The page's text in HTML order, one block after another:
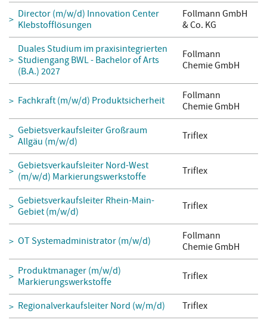
Director (m/w/d) Innovation Center
Klebstofflösungen
Follmann GmbH
& Co. KG
Duales Studium im praxisintegrierten
Studiengang BWL - Bachelor of Arts
(B.A.) 2027
Follmann
Chemie GmbH
Fachkraft (m/w/d) Produktsicherheit
Follmann
Chemie GmbH
Gebietsverkaufsleiter Großraum
Allgäu (m/w/d)
Triflex
Gebietsverkaufsleiter Nord-West
(m/w/d) Markierungswerkstoffe
Triflex
Gebietsverkaufsleiter Rhein-Main-
Gebiet (m/w/d)
Triflex
OT Systemadministrator (m/w/d)
Follmann
Chemie GmbH
Produktmanager (m/w/d)
Markierungswerkstoffe
Triflex
Regionalverkaufsleiter Nord (w/m/d) Triflex